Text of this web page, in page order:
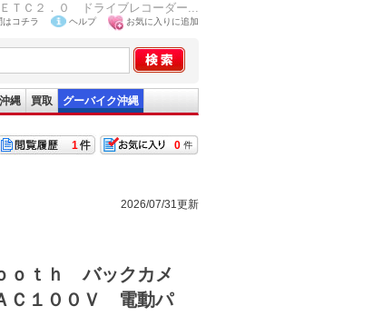
ＴＣ２．０ ドライブレコーダー...
はコチラ ヘルプ お気に入りに追加
縄 買取 グーバイク沖縄
0
1
2026/07/31更新
ｏｔｈ バックカメ
Ｃ１００Ｖ 電動パ